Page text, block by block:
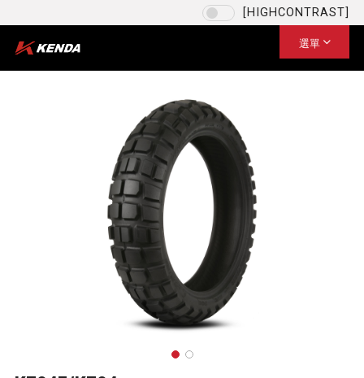
[HIGHCONTRAST]
選擇您的語言
台灣 / 繁體中文
CN / 简体中文
選單